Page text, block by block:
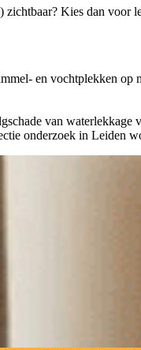
Kies dan voor
en vochtplekken
van
onderzoek in Leiden